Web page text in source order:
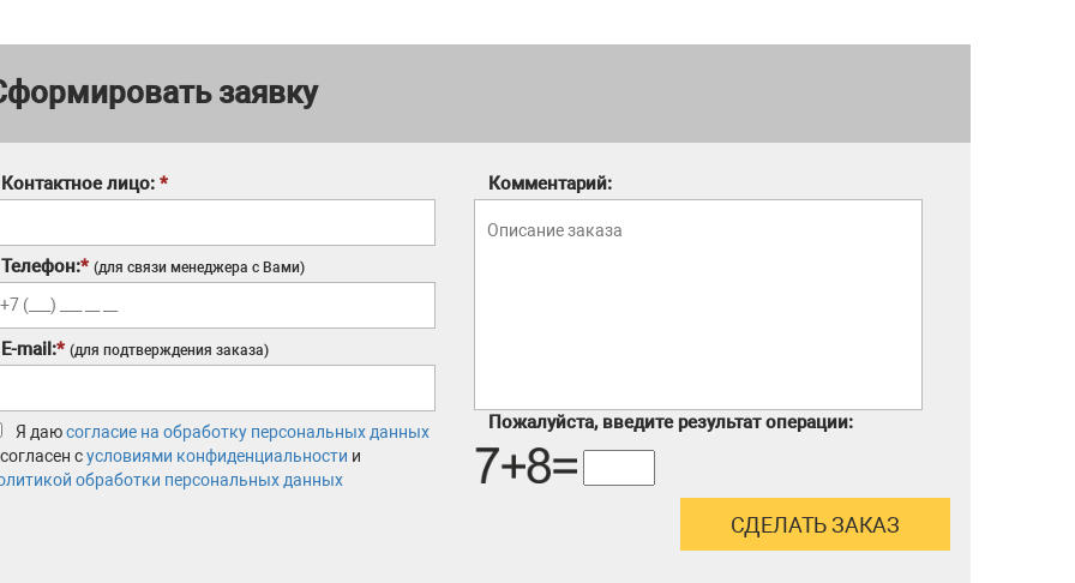
заявку
Контактное лицо: *
Телефон:* (для связи менеджера с Вами)
E-mail:* (для подтверждения заказа)
Я даюсогласие на обработку персональных данных
сусловиями конфиденциальности и
обработки персональных данных
Комментарий:
Пожалуйста, введите результат операции: